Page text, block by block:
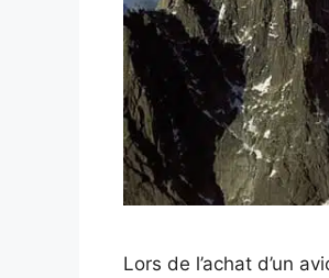
Lors de l’achat d’un